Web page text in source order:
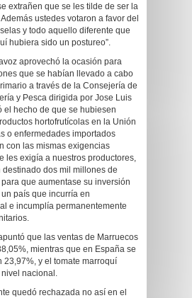
extrañen que se les tilde de ser la
ustedes votaron a favor del
y todo aquello diferente que
hubiera sido un postureo”.
aprovechó la ocasión para
que se habían llevado a cabo
a través de la Consejería de
y Pesca dirigida por Jose Luis
el hecho de que se hubiesen
hortofrutícolas en la Unión
o enfermedades importados
con las mismas exigencias
les exigía a nuestros productores,
dos mil millones de
que aumentase su inversión
país que incurría en
e incumplía permanentemente
que las ventas de Marruecos
mientras que en España se
23,97%, y el tomate marroquí
nacional.
quedó rechazada no así en el